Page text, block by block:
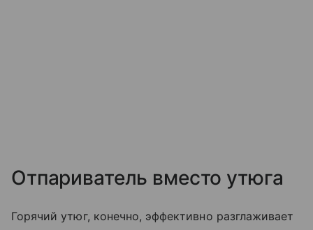
Отпариватель вместо утюга
Горячий утюг, конечно, эффективно разглаживает